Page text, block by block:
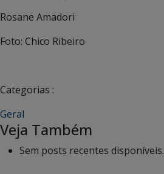
Rosane Amadori
Foto: Chico Ribeiro
Categorias :
Geral
Veja Também
Sem posts recentes disponíveis.